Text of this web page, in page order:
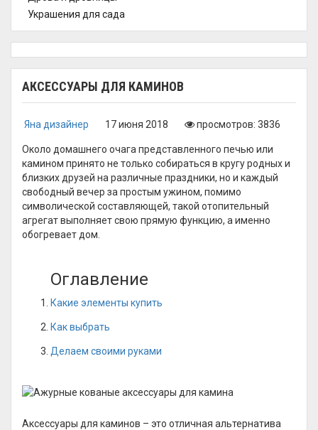
Украшения для сада
АКСЕССУАРЫ ДЛЯ КАМИНОВ
Яна дизайнер 17 июня 2018 просмотров: 3836
Около домашнего очага представленного печью или
камином принято не только собираться в кругу родных и
близких друзей на различные праздники, но и каждый
свободный вечер за простым ужином, помимо
символической составляющей, такой отопительный
агрегат выполняет свою прямую функцию, а именно
обогревает дом.
Оглавление
Какие элементы купить
Как выбрать
Делаем своими руками
Аксессуары для каминов – это отличная альтернатива